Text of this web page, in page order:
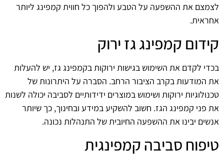
לצמצם את ההשפעה על הטבע ולהפוך כל חווית קמפינג ליותר
אחראית.
קידום קמפינג גז ירוק
בכדי לקדם את השימוש בגישות ירוקות בקמפינג גז, יש להעלות
את המודעות בקרב הציבור הרחב. הסברה על היתרונות של
טכנולוגיות ירוקות ושימוש במוצרים ידידותיים לסביבה יכולה לשנות
את פני קמפינג הגז. חשוב להשקיע במידע ובחינוך, כך שיותר
אנשים יבינו את ההשפעה החיובית של התנהלות נכונה.
טיפוח סביבה קמפינגית